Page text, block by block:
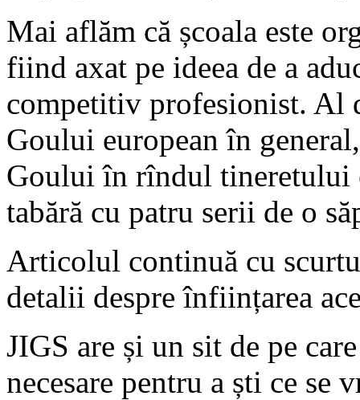
Mai aflăm că școala este
fiind axat pe ideea de a
competitiv profesionist. Al
Goului european în
Goului în rîndul tineretului
tabără cu patru serii de o
Articolul continuă cu
detalii despre înființarea
JIGS are și un sit de pe
necesare pentru a ști ce se